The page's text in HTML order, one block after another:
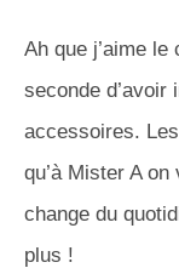
Ah que j’aime
seconde d’avoir
accessoires.
qu’à Mister A
change du
plus !